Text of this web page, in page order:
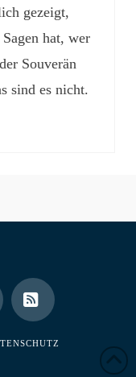
gezeigt,
hat, wer
Souverän
sind es nicht.
RSS